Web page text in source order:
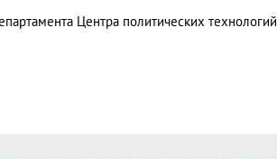
Центра политических технологий